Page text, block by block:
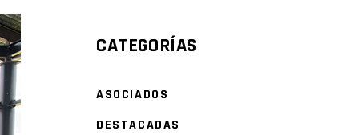
CATEGORÍAS
ASOCIADOS
DESTACADAS